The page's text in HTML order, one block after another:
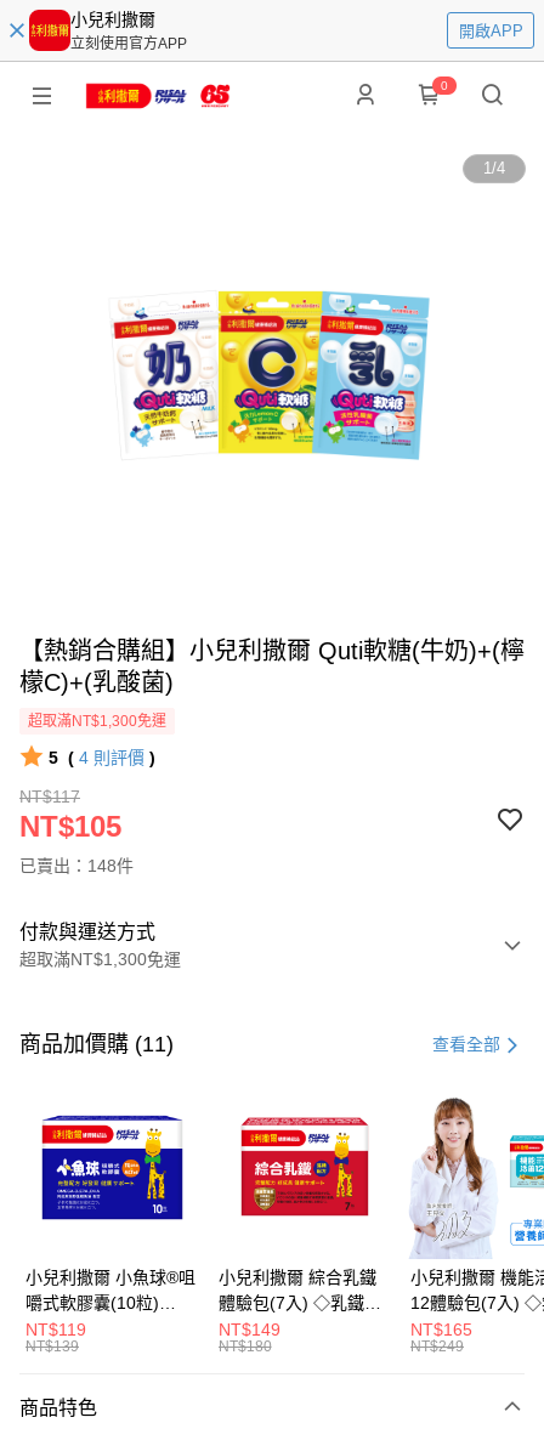
小兒利撒爾
立刻使用官方APP
開啟APP
0
1/4
【熱銷合購組】小兒利撒爾 Quti軟糖(牛奶)+(檸
檬C)+(乳酸菌)
超取滿NT$1,300免運
5 ( 4 則評價 )
NT$117
NT$105
已賣出：148件
付款與運送方式
超取滿NT$1,300免運
信用卡一次付款
LINE Pay
Apple Pay
街口支付
悠遊付
Google Pay
全盈+PAY
大哥付你分期
商品加價購 (11) 查看全部
小兒利撒爾 小魚球®咀
嚼式軟膠囊(10粒)
◇OMEGA-
3(EPA+DHA)+rTG型魚
NT$119
NT$139
小兒利撒爾 綜合乳鐵
體驗包(7入) ◇乳鐵蛋
白+藻精蛋白+DHA藻
油+專利大豆卵磷脂 成
NT$149
NT$180
小兒利撒爾 機能
12體驗包(7入) ◇
糖添加◇
NT$165
NT$249
商品特色